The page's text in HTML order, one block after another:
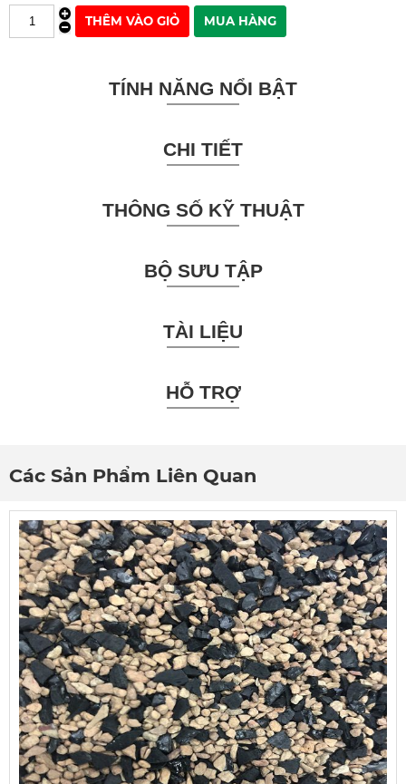
TÍNH NĂNG NỔI BẬT
CHI TIẾT
THÔNG SỐ KỸ THUẬT
BỘ SƯU TẬP
TÀI LIỆU
HỖ TRỢ
Các Sản Phẩm Liên Quan